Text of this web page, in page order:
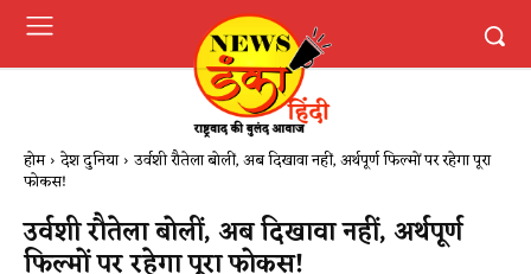
होम देश दुनिया उर्वशी रौतेला बोलीं, अब दिखावा नहीं, अर्थपूर्ण फिल्मों पर रहेगा पूरा
फोकस!
उर्वशी रौतेला बोलीं, अब दिखावा नहीं, अर्थपूर्ण